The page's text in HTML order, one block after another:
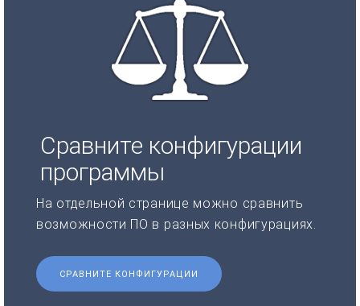
Сравните конфигурации
программы
На отдельной странице можно сравнить
возможности ПО в разных конфигурациях.
СРАВНИТЕ КОНФИГУРАЦИИ